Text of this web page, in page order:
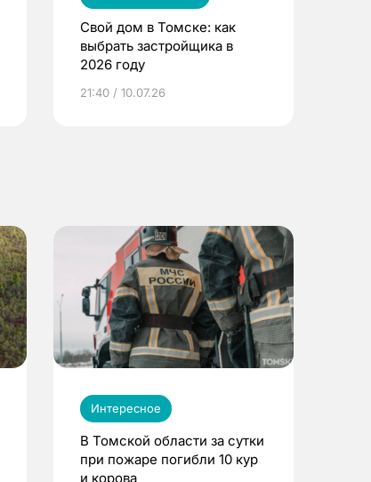
Свой дом в Томске: как
выбрать застройщика в
2026 году
21:40 / 10.07.26
Интересное
В Томской области за сутки
при пожаре погибли 10 кур
и корова